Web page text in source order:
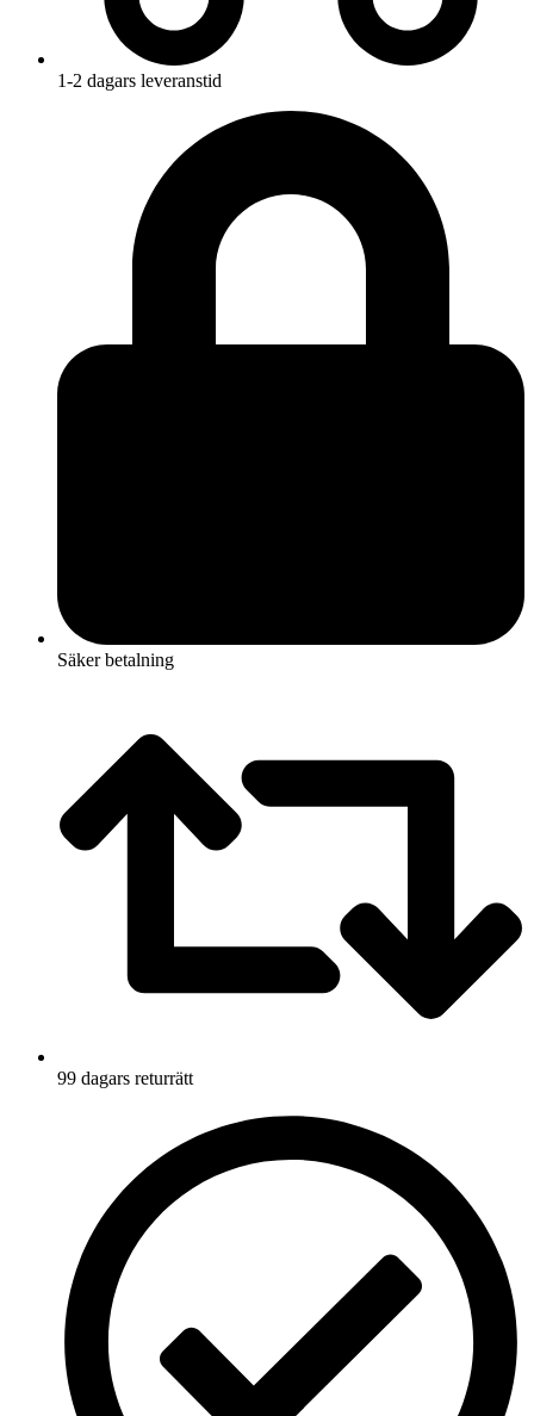
1-2 dagars leveranstid
Säker betalning
99 dagars returrätt